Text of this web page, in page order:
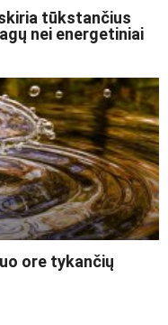
tūkstančius
nei energetiniai
ore tykančių